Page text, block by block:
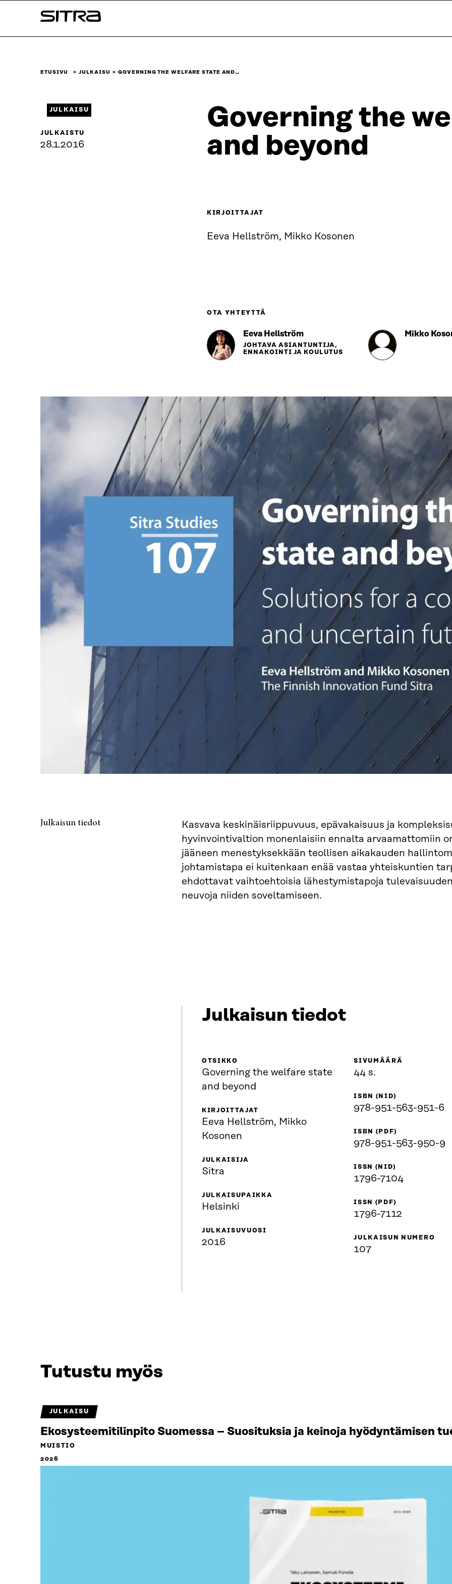
sisältöön
Sitra
ETUSIVU JULKAISU GOVERNING THE WELFARE STATE AND…
Governing the
and beyond
JULKAISU
JULKAISTU
28.1.2016
KIRJOITTAJAT
Eeva Hellström, Mikko Kosonen
OTA YHTEYTTÄ
Eeva Hellström
JOHTAVA ASIANTUNTIJA,
ENNAKOINTI JA KOULUTUS
Mikko
Julkaisun tiedot
Kasvava keskinäisriippuvuus, epävakaisuus ja
hyvinvointivaltion monenlaisiin ennalta arvaamattomiin
jääneen menestyksekkään teollisen aikakauden
johtamistapa ei kuitenkaan enää vastaa yhteiskuntien
ehdottavat vaihtoehtoisia lähestymistapoja
neuvoja niiden soveltamiseen.
Julkaisun tiedot
OTSIKKO
Governing the welfare state
and beyond
KIRJOITTAJAT
Eeva Hellström, Mikko
Kosonen
JULKAISIJA
Sitra
JULKAISUPAIKKA
Helsinki
JULKAISUVUOSI
2016
SIVUMÄÄRÄ
44 s.
ISBN (NID)
978-951-563-951-6
ISBN (PDF)
978-951-563-950-9
ISSN (NID)
1796-7104
ISSN (PDF)
1796-7112
JULKAISUN NUMERO
107
Tutustu myös
JULKAISU
Ekosysteemitilinpito Suomessa – Suosituksia ja keinoja hyödyntämisen
MUISTIO
2026